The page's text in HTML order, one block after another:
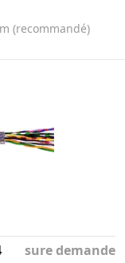
(recommandé)
sure demande